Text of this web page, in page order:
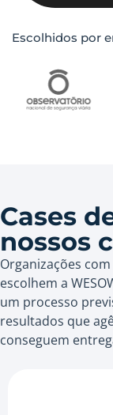
Escolhidos por
Cases
nossos
Organizações
escolhem a
um processo
resultados que
conseguem